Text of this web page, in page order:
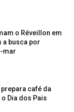
o Réveillon em
a busca por
mar
café da
Dia dos Pais